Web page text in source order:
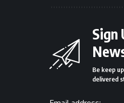
Sign
Be keep
delivered